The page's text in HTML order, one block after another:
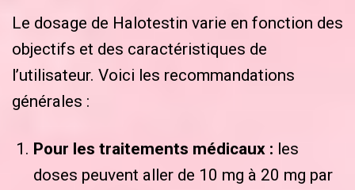
Le dosage de Halotestin varie en fonction des
objectifs et des caractéristiques de
l’utilisateur. Voici les recommandations
générales :
Pour les traitements médicaux : les
doses peuvent aller de 10 mg à 20 mg par